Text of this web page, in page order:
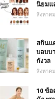
นิยมแ
สิงหาค
สกินแ
บอบบ
กังวล
สิงหาค
10 ข้